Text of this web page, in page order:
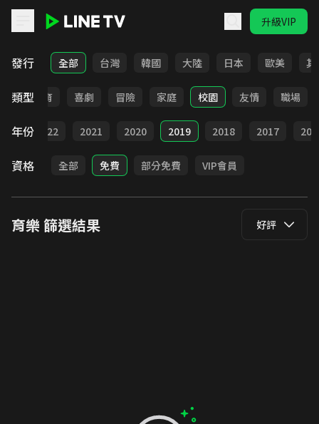
升級VIP
LINE TV - 育樂
發行 全部 台灣 韓國 大陸 日本 歐美 其
類型教育 喜劇 冒險 家庭 校園 友情 職場
年份 2022 2021 2020 2019 2018 2017
資格 全部 免費 部分免費 VIP會員
育樂篩選結果 好評